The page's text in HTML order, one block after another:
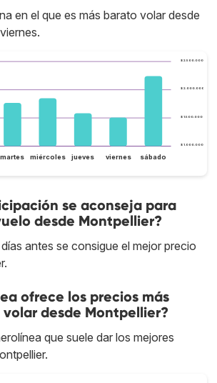
en el que es más barato volar desde
$ 1.000.000
$ 1.500.000
$ 2.000.000
$ 2.500.000
martes miércoles jueves viernes sábado
se aconseja para
desde Montpellier?
antes se consigue el mejor precio
ofrece los precios más
desde Montpellier?
que suele dar los mejores